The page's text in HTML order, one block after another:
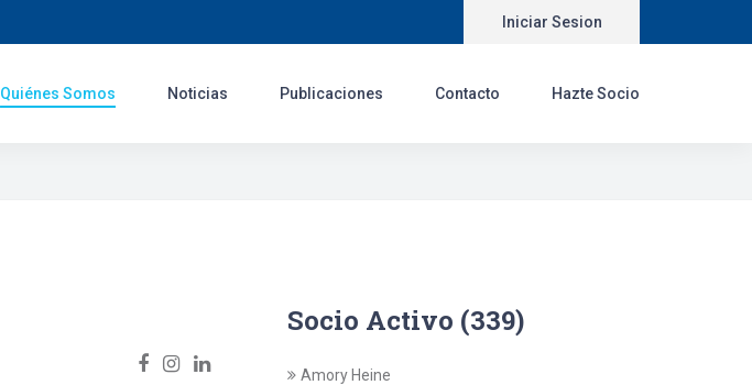
Iniciar Sesion
Quiénes Somos Noticias Publicaciones Contacto Hazte Socio
Socio Activo (339)
Amory Heine